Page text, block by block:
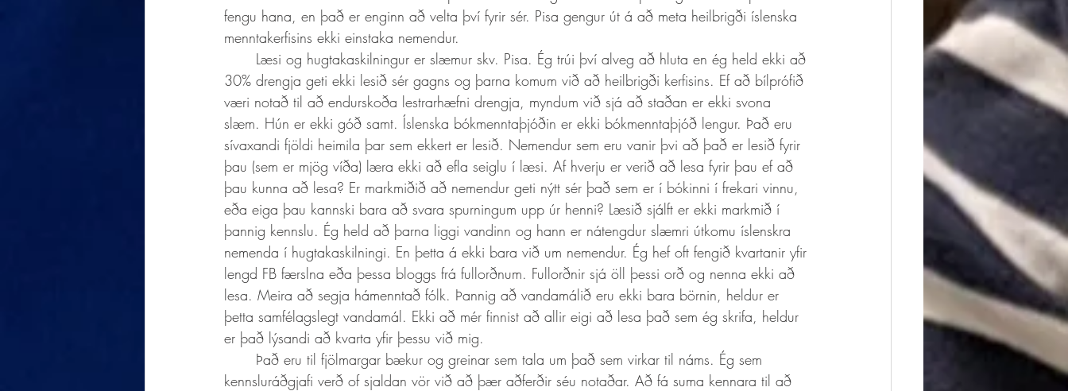
fengu hana, en það er enginn að velta því fyrir sér. Pisa gengur út á að meta heilbrigði íslenska
menntakerfisins ekki einstaka nemendur.
30% drengja geti ekki lesið sér gagns og þarna komum við að heilbrigði kerfisins. Ef að bílprófið
væri notað til að endurskoða lestrarhæfni drengja, myndum við sjá að staðan er ekki svona
slæm. Hún er ekki góð samt. Íslenska bókmenntaþjóðin er ekki bókmenntaþjóð lengur. Það eru
sívaxandi fjöldi heimila þar sem ekkert er lesið. Nemendur sem eru vanir þvi að það er lesið fyrir
þau (sem er mjög víða) læra ekki að efla seiglu í læsi. Af hverju er verið að lesa fyrir þau ef að
þau kunna að lesa? Er markmiðið að nemendur geti nýtt sér það sem er í bókinni í frekari vinnu,
eða eiga þau kannski bara að svara spurningum upp úr henni? Læsið sjálft er ekki markmið í
þannig kennslu. Ég held að þarna liggi vandinn og hann er nátengdur slæmri útkomu íslenskra
nemenda í hugtakaskilningi. En þetta á ekki bara við um nemendur. Ég hef oft fengið kvartanir yfir
lengd FB færslna eða þessa bloggs frá fullorðnum. Fullorðnir sjá öll þessi orð og nenna ekki að
lesa. Meira að segja hámenntað fólk. Þannig að vandamálið eru ekki bara börnin, heldur er
þetta samfélagslegt vandamál. Ekki að mér finnist að allir eigi að lesa það sem ég skrifa, heldur
er það lýsandi að kvarta yfir þessu við mig.
kennsluráðgjafi verð of sjaldan vör við að þær aðferðir séu notaðar. Að fá suma kennara til að